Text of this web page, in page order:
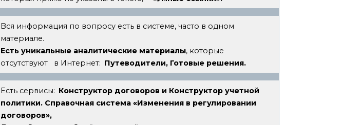
Вся информация по вопросу есть в системе, часто в одном
материале.
Есть уникальные аналитические материалы, которые
отсутствуют в Интернет: Путеводители, Готовые решения.
Есть сервисы: Конструктор договоров и Конструктор учетной
политики. Справочная система «Изменения в регулировании
договоров»,